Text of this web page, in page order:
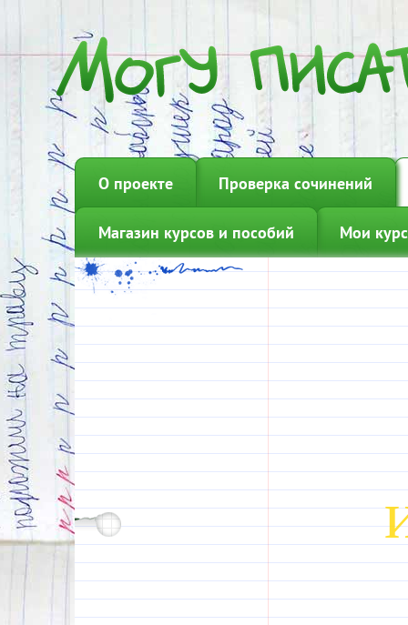
О проекте Проверка сочинений
Магазин курсов и пособий Мои